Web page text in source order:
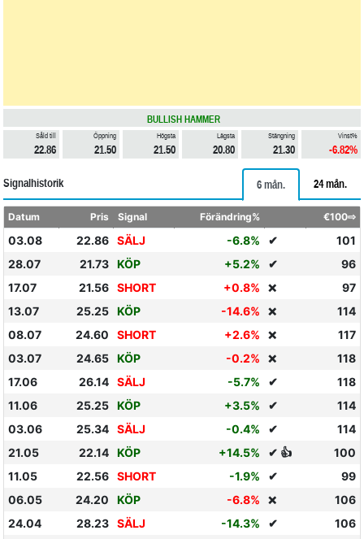
BULLISH HAMMER
Såld till
22.86
Öppning
21.50
Högsta
21.50
Lägsta
20.80
Stängning
21.30
Vinst%
-6.82%
Signalhistorik 6 mån. 24 mån.
Datum Pris Signal Förändring% €100⇨
03.08 22.86 SÄLJ -6.8% ✔
101
28.07
21.73 KÖP +5.2% ✔
96
17.07
21.56 SHORT +0.8% ❌
97
13.07
25.25 KÖP -14.6% ❌
114
08.07
24.60 SHORT +2.6% ❌
117
03.07
24.65 KÖP -0.2% ❌
118
17.06
26.14 SÄLJ -5.7% ✔
118
11.06
25.25 KÖP +3.5% ✔
114
03.06
25.34 SÄLJ -0.4% ✔
114
21.05
22.14 KÖP +14.5% ✔ 👍
100
11.05
22.56 SHORT -1.9% ✔
99
06.05
24.20 KÖP -6.8% ❌
106
24.04
28.23 SÄLJ -14.3% ✔
106